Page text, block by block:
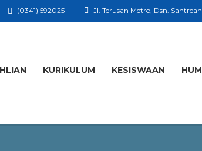
Jl. Terusan Metro, Dsn.
(0341) 592025
KURIKULUM KESISWAAN